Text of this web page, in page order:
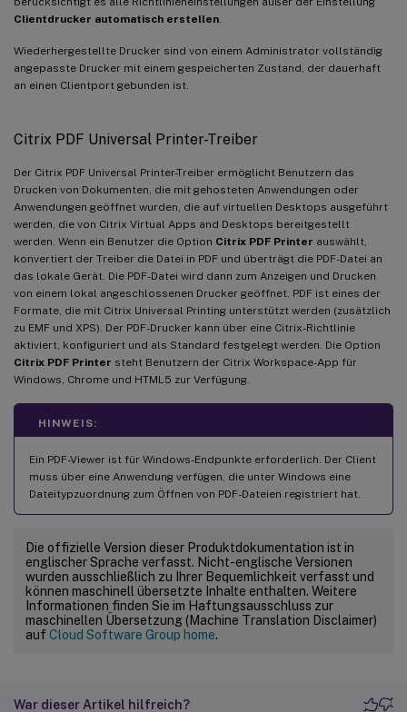
Clientdrucker automatisch erstellen
Wiederhergestellte Drucker sind von einem Administrator vollständig
angepasste Drucker mit einem gespeicherten Zustand, der dauerhaft
an einen Clientport gebunden ist.
Citrix PDF Universal Printer-Treiber
Der Citrix PDF Universal Printer-Treiber ermöglicht Benutzern das
Drucken von Dokumenten, die mit gehosteten Anwendungen oder
Anwendungen geöffnet wurden, die auf virtuellen Desktops ausgeführt
werden, die von Citrix Virtual Apps and Desktops bereitgestellt
werden. Wenn ein Benutzer die Option Citrix PDF Printer auswählt,
konvertiert der Treiber die Datei in PDF und überträgt die PDF-Datei an
das lokale Gerät. Die PDF-Datei wird dann zum Anzeigen und Drucken
von einem lokal angeschlossenen Drucker geöffnet. PDF ist eines der
Formate, die mit Citrix Universal Printing unterstützt werden (zusätzlich
zu EMF und XPS). Der PDF-Drucker kann über eine Citrix-Richtlinie
aktiviert, konfiguriert und als Standard festgelegt werden. Die Option
Citrix PDF Printer steht Benutzern der Citrix Workspace-App für
Windows, Chrome und HTML5 zur Verfügung.
HINWEIS:
Ein PDF-Viewer ist für Windows-Endpunkte erforderlich. Der Client
muss über eine Anwendung verfügen, die unter Windows eine
Dateitypzuordnung zum Öffnen von PDF-Dateien registriert hat.
Die offizielle Version dieser Produktdokumentation ist in
englischer Sprache verfasst. Nicht-englische Versionen
wurden ausschließlich zu Ihrer Bequemlichkeit verfasst und
können maschinell übersetzte Inhalte enthalten. Weitere
Informationen finden Sie im Haftungsausschluss zur
maschinellen Übersetzung (Machine Translation Disclaimer)
auf Cloud Software Group home.
War dieser Artikel hilfreich?